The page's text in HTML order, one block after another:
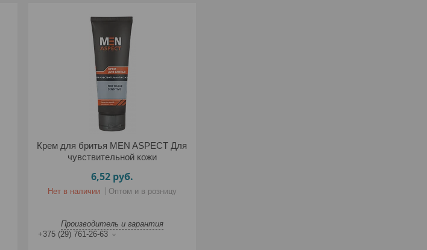
Крем для бритья MEN ASPECT Для
чувствительной кожи
6,52 руб.
Нет в наличии Оптом и в розницу
Производитель и гарантия
+375 (29) 761-26-63